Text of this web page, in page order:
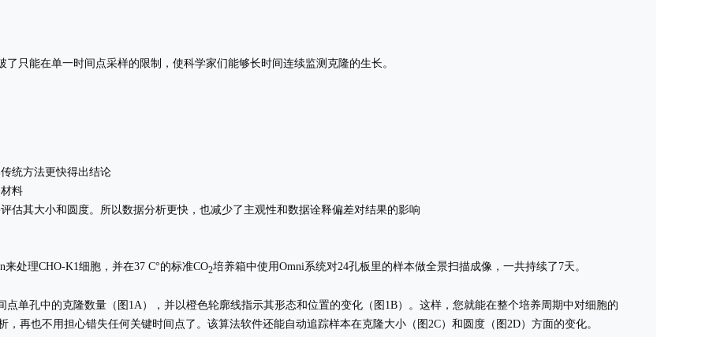
只能在单一时间点采样的限制，使科学家们能够长时间连续监测克隆的生长。
统方法更快得出结论
料
估其大小和圆度。所以数据分析更快，也减少了主观性和数据诠释偏差对结果的影响
处理CHO-K1细胞，并在37 C°的标准CO2培养箱中使用Omni系统对24孔板里的样本做全景扫描成像，一共持续了7天。
单孔中的克隆数量（图1A），并以橙色轮廓线指示其形态和位置的变化（图1B）。这样，您就能在整个培养周期中对细胞的
再也不用担心错失任何关键时间点了。该算法软件还能自动追踪样本在克隆大小（图2C）和圆度（图2D）方面的变化。